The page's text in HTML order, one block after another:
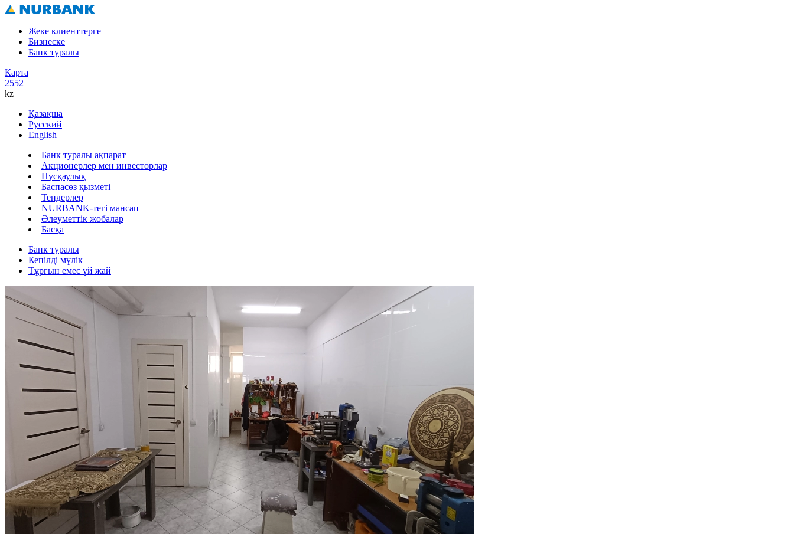
Жеке клиенттерге
Бизнеске
Банк туралы
Карта
2552
kz
Қазақша
Русский
English
Банк туралы ақпарат
Акционерлер мен инвесторлар
Нұсқаулық
Баспасөз қызметі
Тендерлер
NURBANK-тегі мансап
Әлеуметтік жобалар
Басқа
Банк туралы
Кепілді мүлік
Тұрғын емес үй жай